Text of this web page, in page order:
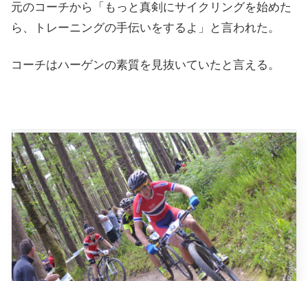
元のコーチから「もっと真剣にサイクリングを始めた
ら、トレーニングの手伝いをするよ」と言われた。
コーチはハーゲンの素質を見抜いていたと言える。